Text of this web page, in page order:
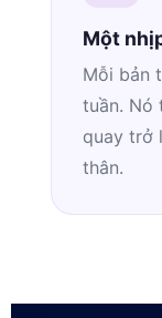
Một
Mỗi bản
tuần. Nó
quay trở
thân.